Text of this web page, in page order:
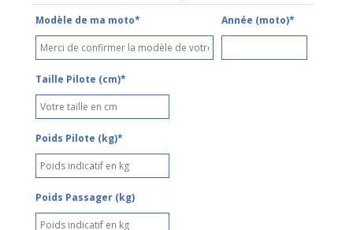
Modèle de ma moto* Année (moto)*
Taille Pilote (cm)*
Poids Pilote (kg)*
Poids Passager (kg)